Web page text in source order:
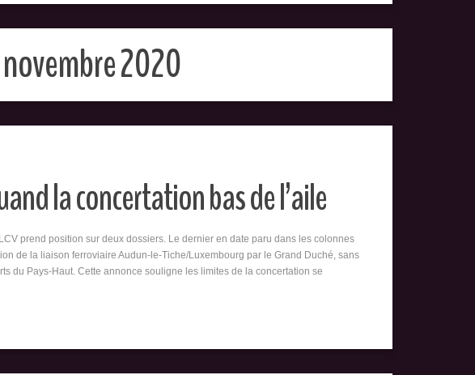
novembre 2020
la concertation bas de l’aile
prend position sur deux dossiers. Le dernier en date paru dans les colonnes
de la liaison ferroviaire Audun-le-Tiche/Luxembourg par le Grand Duché, sans
du Pays-Haut. Cette annonce souligne les limites de la concertation se